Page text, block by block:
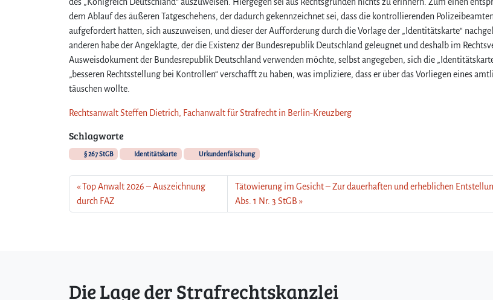
dem Ablauf des äußeren Tatgeschehens, der dadurch gekennzeichnet sei, dass die kontrollierenden
aufgefordert hatten, sich auszuweisen, und dieser der Aufforderung durch die Vorlage der „Identitätskarte“
anderen habe der Angeklagte, der die Existenz der Bundesrepublik Deutschland geleugnet und deshalb im
Ausweisdokument der Bundesrepublik Deutschland verwenden möchte, selbst angegeben, sich die
„besseren Rechtsstellung bei Kontrollen“ verschafft zu haben, was impliziere, dass er über das Vorliegen eines
täuschen wollte.
Rechtsanwalt Steffen Dietrich, Fachanwalt für Strafrecht in Berlin-Kreuzberg
Schlagworte
§ 267 StGB Identitätskarte Urkundenfälschung
Top Anwalt 2026 – Auszeichnung
durch FAZ
Tätowierung im Gesicht – Zur dauerhaften und erheblichen
Abs. 1 Nr. 3 StGB
Die Lage der Strafrechtskanzlei